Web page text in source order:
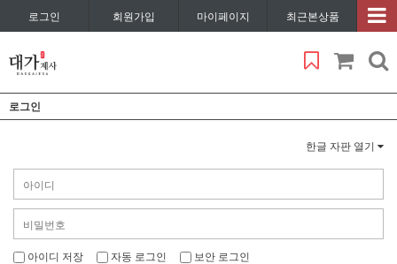
로그인 회원가입 마이페이지 최근본상품
로그인
한글 자판 열기
아이디 저장 자동 로그인 보안 로그인